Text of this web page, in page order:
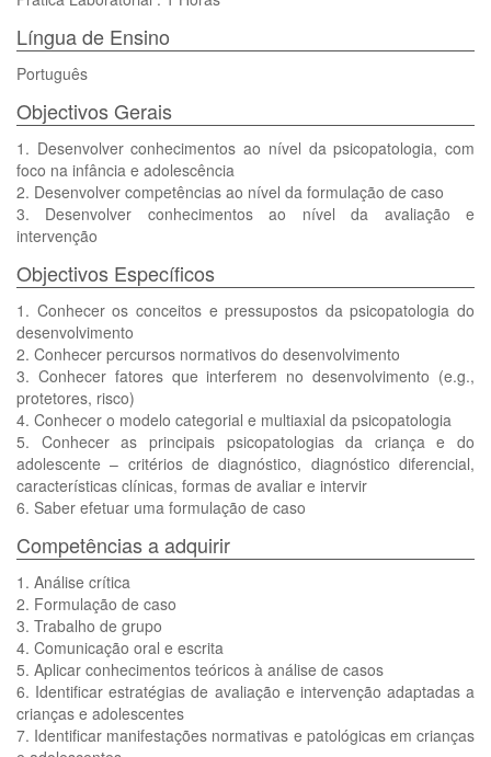
Língua de Ensino
Português
Objectivos Gerais
1. Desenvolver conhecimentos ao nível da psicopatologia, com
foco na infância e adolescência
2. Desenvolver competências ao nível da formulação de caso
3. Desenvolver conhecimentos ao nível da avaliação e
intervenção
Objectivos Específicos
1. Conhecer os conceitos e pressupostos da psicopatologia do
desenvolvimento
2. Conhecer percursos normativos do desenvolvimento
3. Conhecer fatores que interferem no desenvolvimento (e.g.,
protetores, risco)
4. Conhecer o modelo categorial e multiaxial da psicopatologia
5. Conhecer as principais psicopatologias da criança e do
adolescente – critérios de diagnóstico, diagnóstico diferencial,
características clínicas, formas de avaliar e intervir
6. Saber efetuar uma formulação de caso
Competências a adquirir
1. Análise crítica
2. Formulação de caso
3. Trabalho de grupo
4. Comunicação oral e escrita
5. Aplicar conhecimentos teóricos à análise de casos
6. Identificar estratégias de avaliação e intervenção adaptadas a
crianças e adolescentes
7. Identificar manifestações normativas e patológicas em crianças